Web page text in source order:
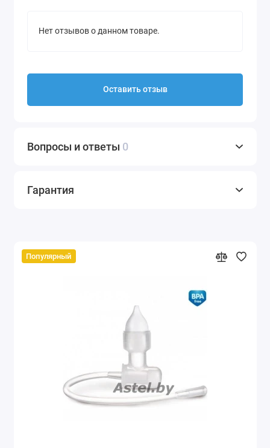
Нет отзывов о данном товаре.
Оставить отзыв
Вопросы и ответы 0
Гарантия
Популярный